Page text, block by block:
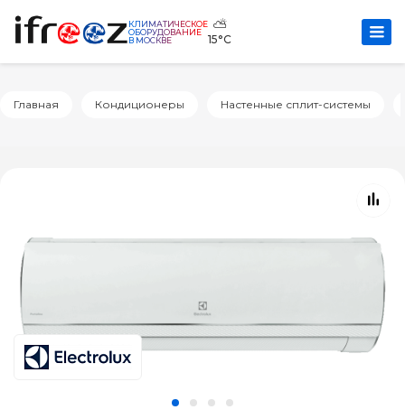
КЛИМАТИЧЕСКОЕ
ОБОРУДОВАНИЕ
В МОСКВЕ
⛅
15°C
Главная Кондиционеры Настенные сплит-системы